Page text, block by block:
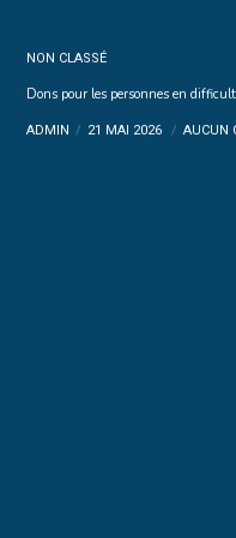
NON CLASSÉ
Dons pour les personnes en
ADMIN 21 MAI 2026 AUCUN